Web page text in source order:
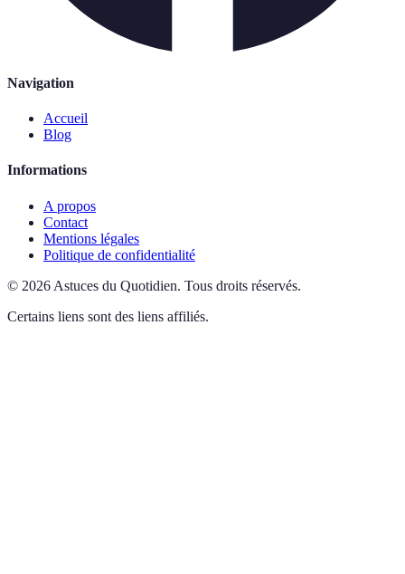
Navigation
Accueil
Blog
Informations
A propos
Contact
Mentions légales
Politique de confidentialité
© 2026 Astuces du Quotidien. Tous droits réservés.
Certains liens sont des liens affiliés.